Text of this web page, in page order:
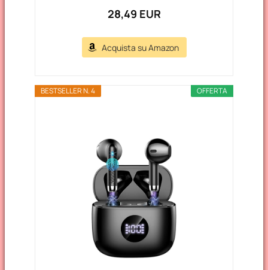
28,49 EUR
Acquista su Amazon
OFFERTA
BESTSELLER N. 4